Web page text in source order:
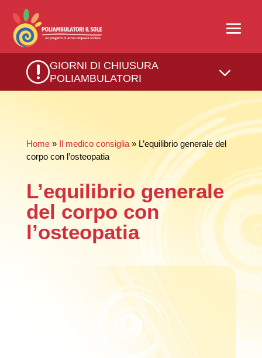
rGIORNI DI CHIUSURA
POLIAMBULATORI
3
Home» Il medico consiglia» L’equilibrio generale del
corpo con l’osteopatia
L’equilibrio generale
del corpo con
l’osteopatia